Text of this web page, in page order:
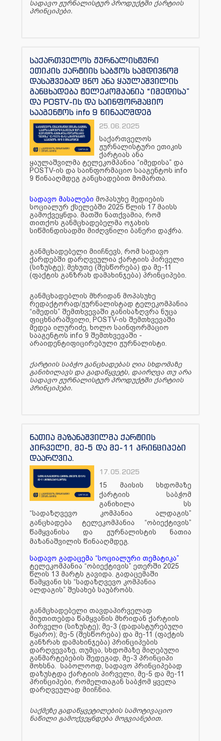
სადავო ჟურნალისტურ პროდუქტში ქარტიის
პრინციპები.
საქართველოს ჟურნალისტური
ეთიკის ქარტიის საბჭოს სამდივნომ
დასაშვებად ცნო ანა ყაულაშვილის
განცხადება ტელეკომპანია “იმედისა”
და POSTV-ის და საინფორმაციო
სააგენტოს info 9 წინააღმდეგ
25.06.2025
საქართველოს
ჟურნალისტური ეთიკის
ქარტიას ანა
ყაულაშვილმა ტელეკომპანია “იმედისა” და
POSTV-ის და საინფორმაციო სააგენტოს info
9 წინააღმდეგ განცხადებით მომართა.
სადავო მასალები მოპასუხე მედიების
სოციალურ ქსელებში 2025 წლის 17 მაისს
გამოქვეყნდა. მათში ნათქვამია, რომ
თითქოს განმცხადებელმა ოჯახის
სიწმინდისადმი მიძღვნილი ბანერი დაჭრა.
განმცხადებელი მიიჩნევს, რომ სადავო
ქარდებში დარღვეულია ქარტიის პირველი
(სიზუსტე); მეხუთე (შესწორება) და მე-11
(ფაქტის განზრახ დამახინჯება) პრინციპები.
განმცხადებლის მხრიდან მოპასუხე
რედაქტორად/ჟურნალისტად ტელეკომპანია
“იმედის” შემთხვევაში განისაზღვრა ნუცა
ფიცხნარაშვილი, POSTV-ის შემთხვევაში
მედეა ილურიძე, ხოლო საინფორმაციო
სააგენტოს info 9 შემთხვევაში -
არაიდენტიფიცირებული ჟურნალისტი.
ქარტიის საბჭო განცხადებას ღია სხდომაზე
განიხილავს და გადაწყვეტს, დაირღვა თუ არა
სადავო ჟურნალისტურ პროდუქტში ქარტიის
პრინციპები.
ნათია მაზანაშვილმა ქარტიის
პირველი, მე-5 და მე-11 პრინციპები
დაარღვია.
17.05.2025
15 მაისის სხდომაზე
ქარტიის საბჭომ
განიხილა სს
“სადაზღვევო კომპანია ალდაგის”
განცხადება ტელეკომპანია “ობიექტივის”
წამყვანისა და ჟურნალისტის ნათია
მაზანაშვილის წინააღმდეგ.
სადავო გადაცემა “სოციალური თემატიკა”
ტელეკომპანია “ობიექტივის” ეთერში 2025
წლის 13 მარტს გავიდა. გადაცემაში
წამყვანი სს “სადაზღვევო კომპანია
ალდაგის” შესახებ საუბრობს.
განმცხადებელი თავდაპირველად
მიუთითებდა წამყვანის მხრიდან ქარტიის
პირველი (სიზუსტე); მე-3 (დადასტურებული
წყარო); მე-5 (შესწორება) და მე-11 (ფაქტის
განზრახ დამახინჯება) პრინციპების
დარღვევაზე, თუმცა, სხდომაზე მიღებული
განმარტებების შედეგად, მე-3 პრინციპი
მოხსნა. საბოლოოდ, სადავო პრინციპებად
დაზუსტდა ქარტიის პირველი, მე-5 და მე-11
პრინციპები, რომელთაგან საბჭომ ყველა
დარღვეულად მიიჩნია.
საქმეზე გადაწყვეტილების სამოტივაციო
ნაწილი გამოქვეყნდება მოგვიანებით.